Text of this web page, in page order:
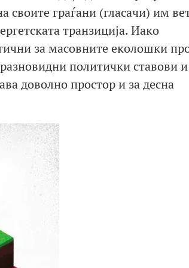
своите граѓани (гласачи) им
транзиција. Иако
за масовните еколошки
политички ставови и
доволно простор и за десна